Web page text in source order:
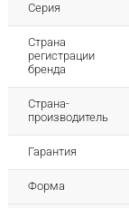
Серия
Страна
регистрации
бренда
Страна-
производитель
Гарантия
Форма